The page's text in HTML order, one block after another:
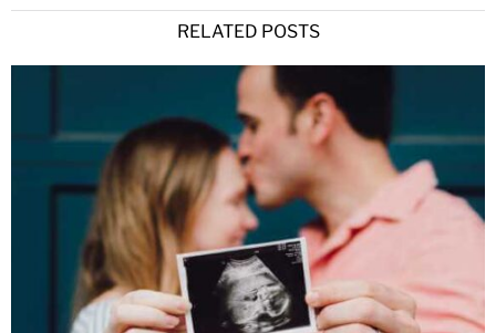
RELATED POSTS